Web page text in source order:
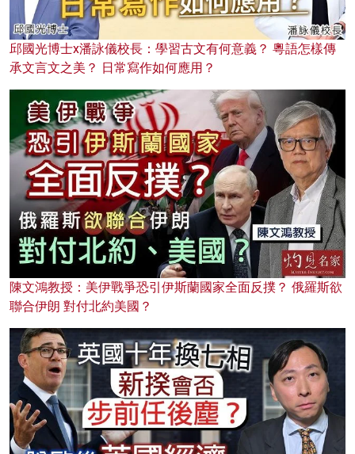
邱國光博士x潘詠儀校長：學習古文有何意義？ 粵語怎樣傳
承文言文之美？ 日常寫作如何應用？
陳文鴻教授：美伊戰爭恐引伊斯蘭國家全面反撲？ 俄羅斯欲
聯合伊朗 對付北約美國？